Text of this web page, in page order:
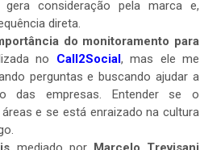
consideração pela marca e,
direta.
do monitoramento para
no Call2Social, mas ele me
perguntas e buscando ajudar a
das empresas. Entender se o
e se está enraizado na cultura